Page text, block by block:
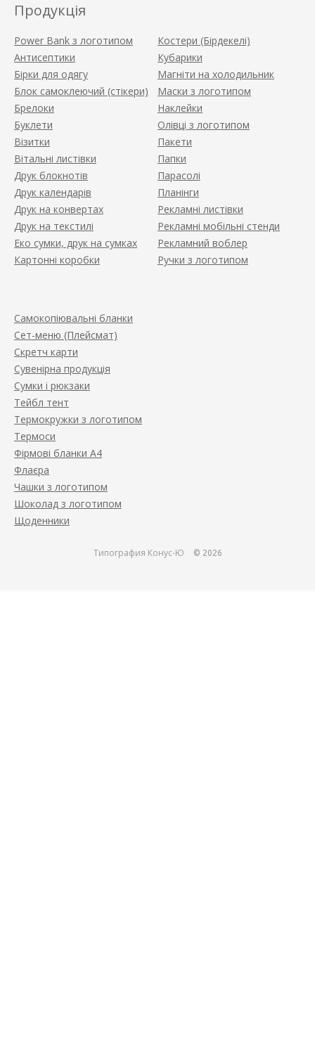
Продукція
Power Bank з логотипом
Антисептики
Бірки для одягу
Блок самоклеючий (стікери)
Брелоки
Буклети
Візитки
Вітальні листівки
Друк блокнотів
Друк календарів
Друк на конвертах
Друк на текстилі
Еко сумки, друк на сумках
Картонні коробки
Костери (Бірдекелі)
Кубарики
Магніти на холодильник
Маски з логотипом
Наклейки
Олівці з логотипом
Пакети
Папки
Парасолі
Планінги
Рекламні листівки
Рекламні мобільні стенди
Рекламний воблер
Ручки з логотипом
Самокопіювальні бланки
Сет-меню (Плейсмат)
Скретч карти
Сувенірна продукція
Сумки і рюкзаки
Тейбл тент
Термокружки з логотипом
Термоси
Фірмові бланки А4
Флаєра
Чашки з логотипом
Шоколад з логотипом
Щоденники
Типография Конус-Ю © 2026